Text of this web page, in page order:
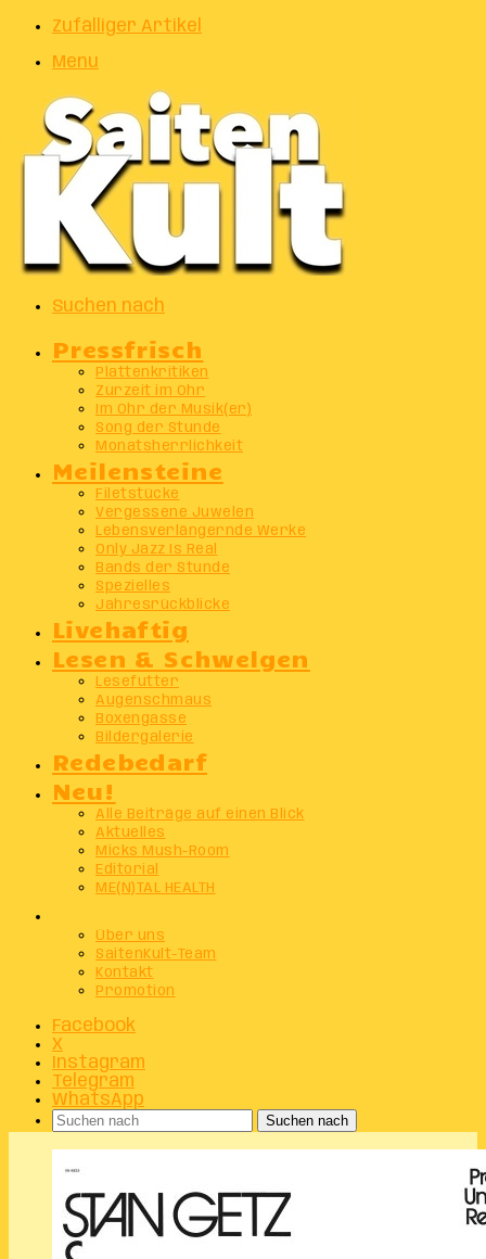
Zufälliger Artikel
Menu
Suchen nach
Pressfrisch
Plattenkritiken
Zurzeit im Ohr
Im Ohr der Musik(er)
Song der Stunde
Monatsherrlichkeit
Meilensteine
Filetstücke
Vergessene Juwelen
Lebensverlängernde Werke
Only Jazz Is Real
Bands der Stunde
Spezielles
Jahresrückblicke
Livehaftig
Lesen & Schwelgen
Lesefutter
Augenschmaus
Boxengasse
Bildergalerie
Redebedarf
Neu!
Alle Beiträge auf einen Blick
Aktuelles
Micks Mush-Room
Editorial
ME(N)TAL HEALTH
Über uns
SaitenKult-Team
Kontakt
Promotion
Facebook
X
Instagram
Telegram
WhatsApp
Suchen nach